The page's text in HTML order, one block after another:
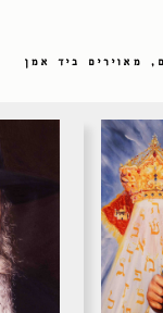
מאוירים ביד אמן